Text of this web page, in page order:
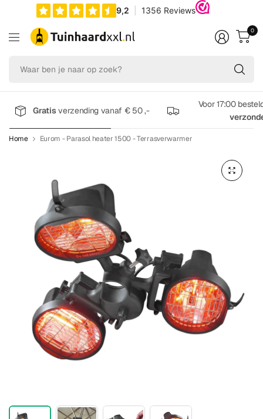
op
0
Gratisverzending vanaf € 50 ,-
Voor 17:00
Home Eurom - Parasol heater 1500 - Terrasverwarmer